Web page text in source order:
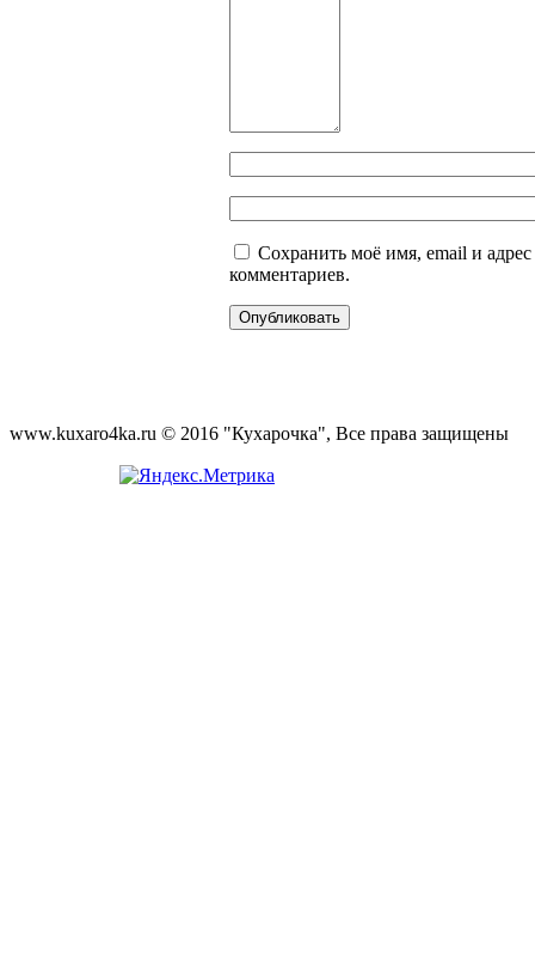
Сохранить моё имя, email и
комментариев.
www.kuxaro4ka.ru © 2016 "Кухарочка", Все права защищены